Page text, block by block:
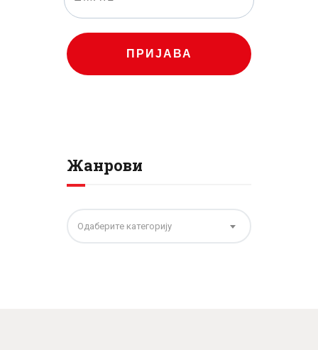
ПРИЈАВА
Жанрови
Одаберите категорију